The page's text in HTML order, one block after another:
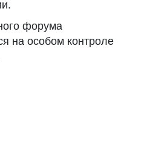
форума
на особом контроле